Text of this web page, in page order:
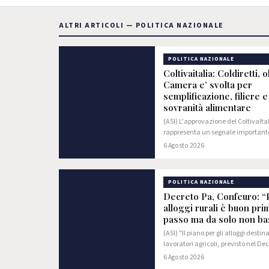
ALTRI ARTICOLI — POLITICA NAZIONALE
POLITICA NAZIONALE
Coltivaitalia: Coldiretti,
Camera e’ svolta per
semplificazione, filiere e
sovranità alimentare
(ASI) L'approvazione del
rappresenta un segnale
attenzione verso il mondo agricolo
6 Agosto 2026
POLITICA NAZIONALE
Decreto Pa, Confeuro:
alloggi rurali è buon
passo ma da solo non
(ASI) "Il piano per gli alloggi
lavoratori agricoli, previsto nel
varato dal Consiglio dei Ministri,
6 Agosto 2026